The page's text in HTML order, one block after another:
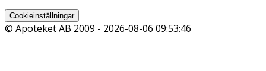
Cookieinställningar
© Apoteket AB 2009 - 2026-08-06 09:53:46